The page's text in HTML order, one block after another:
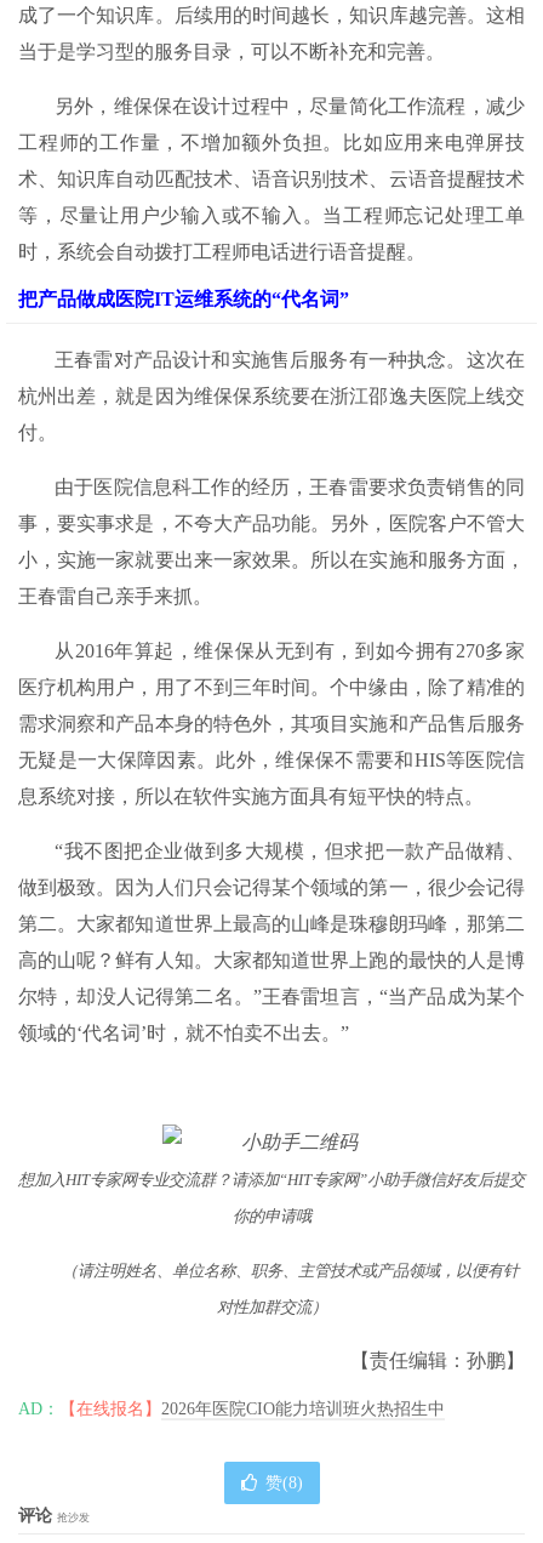
成了一个知识库。后续用的时间越长，知识库越完善。这相
当于是学习型的服务目录，可以不断补充和完善。
另外，维保保在设计过程中，尽量简化工作流程，减少
工程师的工作量，不增加额外负担。比如应用来电弹屏技
术、知识库自动匹配技术、语音识别技术、云语音提醒技术
等，尽量让用户少输入或不输入。当工程师忘记处理工单
时，系统会自动拨打工程师电话进行语音提醒。
把产品做成医院IT运维系统的“代名词”
王春雷对产品设计和实施售后服务有一种执念。这次在
杭州出差，就是因为维保保系统要在浙江邵逸夫医院上线交
付。
由于医院信息科工作的经历，王春雷要求负责销售的同
事，要实事求是，不夸大产品功能。另外，医院客户不管大
小，实施一家就要出来一家效果。所以在实施和服务方面，
王春雷自己亲手来抓。
从2016年算起，维保保从无到有，到如今拥有270多家
医疗机构用户，用了不到三年时间。个中缘由，除了精准的
需求洞察和产品本身的特色外，其项目实施和产品售后服务
无疑是一大保障因素。此外，维保保不需要和HIS等医院信
息系统对接，所以在软件实施方面具有短平快的特点。
“我不图把企业做到多大规模，但求把一款产品做精、
做到极致。因为人们只会记得某个领域的第一，很少会记得
第二。大家都知道世界上最高的山峰是珠穆朗玛峰，那第二
高的山呢？鲜有人知。大家都知道世界上跑的最快的人是博
尔特，却没人记得第二名。”王春雷坦言，“当产品成为某个
领域的‘代名词’时，就不怕卖不出去。”
想加入HIT专家网专业交流群？请添加“HIT专家网”小助手微信好友后提交
你的申请哦
（请注明姓名、单位名称、职务、主管技术或产品领域，以便有针
对性加群交流）
【责任编辑：孙鹏】
AD： 【在线报名】 2026年医院CIO能力培训班火热招生中
赞(8)
评论 抢沙发